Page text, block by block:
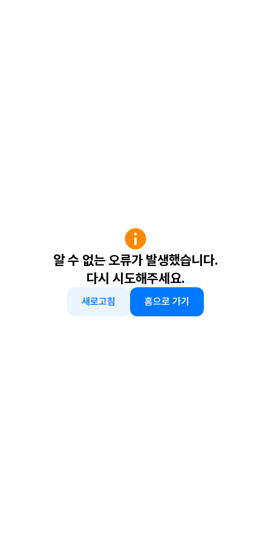
알 수 없는 오류가 발생했습니다.
다시 시도해주세요.
새로고침 홈으로 가기